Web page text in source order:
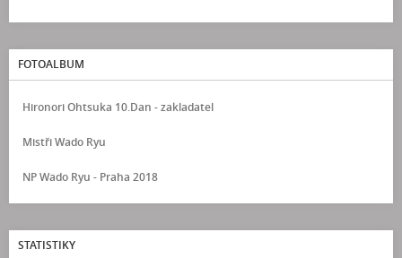
FOTOALBUM
Hironori Ohtsuka 10.Dan - zakladatel
Mistři Wado Ryu
NP Wado Ryu - Praha 2018
STATISTIKY